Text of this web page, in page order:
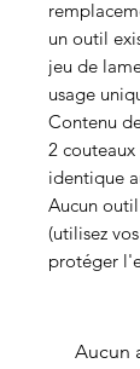
un outil
jeu de
usage
Contenu
2
identique
Aucun
(utilisez
protéger
Aucun